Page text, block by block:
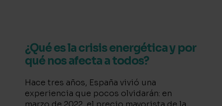
¿Qué es la crisis energética y por
qué nos afecta a todos?
Hace tres años, España vivió una
experiencia que pocos olvidarán: en